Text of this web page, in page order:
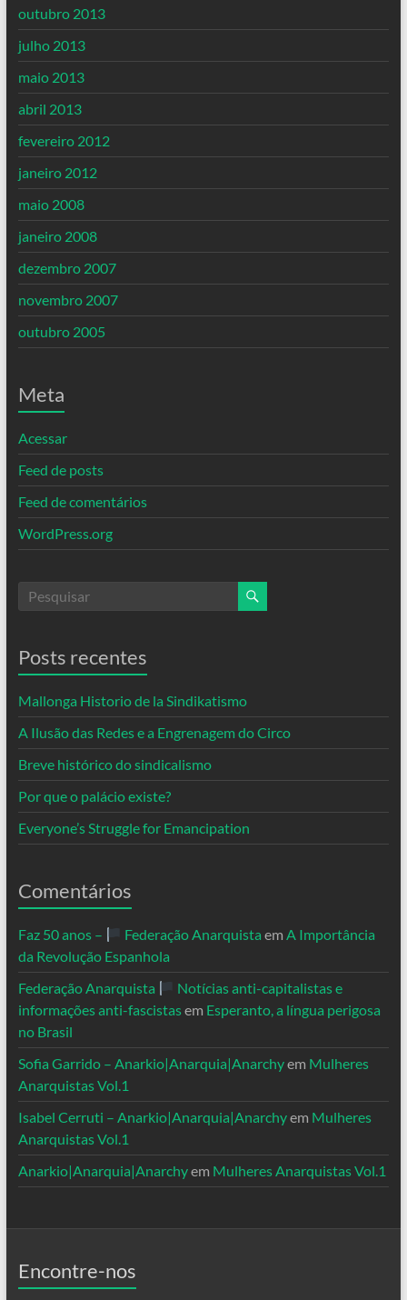
outubro 2013
julho 2013
maio 2013
abril 2013
fevereiro 2012
janeiro 2012
maio 2008
janeiro 2008
dezembro 2007
novembro 2007
outubro 2005
Meta
Acessar
Feed de posts
Feed de comentários
WordPress.org
Posts recentes
Mallonga Historio de la Sindikatismo
A Ilusão das Redes e a Engrenagem do Circo
Breve histórico do sindicalismo
Por que o palácio existe?
Everyone’s Struggle for Emancipation
Comentários
Faz 50 anos – Federação Anarquista em A Importância
da Revolução Espanhola
Federação Anarquista
Notícias anti-capitalistas e
informações anti-fascistasem Esperanto, a língua perigosa
no Brasil
Sofia Garrido – Anarkio|Anarquia|Anarchyem Mulheres
Anarquistas Vol.1
Isabel Cerruti – Anarkio|Anarquia|Anarchyem Mulheres
Anarquistas Vol.1
Anarkio|Anarquia|Anarchyem Mulheres Anarquistas Vol.1
Encontre-nos